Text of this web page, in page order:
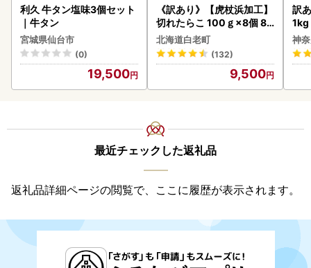
利久 牛タン塩味3個セット
｜牛タン
宮城県仙台市
(0)
19,500
《訳あり》【虎杖浜加工】
切れたらこ 100ｇ×8個 80
0g AK081
北海道白老町
(132)
9,500
訳
1kg
神
最近チェックした返礼品
返礼品詳細ページの閲覧で、ここに履歴が表示されます。